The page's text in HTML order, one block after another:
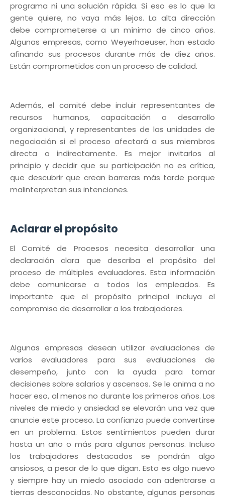
programa ni una solución rápida. Si eso es lo que la
gente quiere, no vaya más lejos. La alta dirección
debe comprometerse a un mínimo de cinco años.
Algunas empresas, como Weyerhaeuser, han estado
afinando sus procesos durante más de diez años.
Están comprometidos con un proceso de calidad.
Además, el comité debe incluir representantes de
recursos humanos, capacitación o desarrollo
organizacional, y representantes de las unidades de
negociación si el proceso afectará a sus miembros
directa o indirectamente. Es mejor invitarlos al
principio y decidir que su participación no es crítica,
que descubrir que crean barreras más tarde porque
malinterpretan sus intenciones.
Aclarar el propósito
El Comité de Procesos necesita desarrollar una
declaración clara que describa el propósito del
proceso de múltiples evaluadores. Esta información
debe comunicarse a todos los empleados. Es
importante que el propósito principal incluya el
compromiso de desarrollar a los trabajadores.
Algunas empresas desean utilizar evaluaciones de
varios evaluadores para sus evaluaciones de
desempeño, junto con la ayuda para tomar
decisiones sobre salarios y ascensos. Se le anima a no
hacer eso, al menos no durante los primeros años. Los
niveles de miedo y ansiedad se elevarán una vez que
anuncie este proceso. La confianza puede convertirse
en un problema. Estos sentimientos pueden durar
hasta un año o más para algunas personas. Incluso
los trabajadores destacados se pondrán algo
ansiosos, a pesar de lo que digan. Esto es algo nuevo
y siempre hay un miedo asociado con adentrarse a
tierras desconocidas. No obstante, algunas personas